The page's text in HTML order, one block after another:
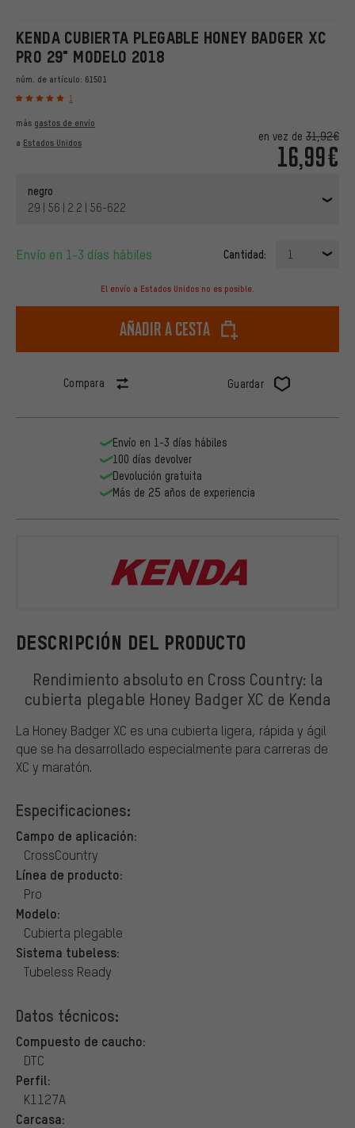
KENDA CUBIERTA PLEGABLE HONEY BADGER XC
PRO 29" MODELO 2018
núm. de artículo: 61501
1
en vez de 31,92€
16,99€
más gastos de envío
a Estados Unidos
negro
29 | 56 | 2.2 | 56-622
Envío en 1-3 días hábiles Cantidad: 1
El envío a Estados Unidos no es posible.
Añadir a cesta
Compara Guardar
DESCRIPCIÓN DEL PRODUCTO
Rendimiento absoluto en Cross Country: la
cubierta plegable Honey Badger XC de Kenda
La Honey Badger XC es una cubierta ligera, rápida y ágil
que se ha desarrollado especialmente para carreras de
XC y maratón.
Especificaciones:
Campo de aplicación:
CrossCountry
Línea de producto:
Pro
Modelo:
Cubierta plegable
Sistema tubeless:
Tubeless Ready
Datos técnicos:
Compuesto de caucho:
DTC
Perfil:
K1127A
Carcasa:
Envío en 1-3 días hábiles
100 días devolver
Devolución gratuita
Más de 25 años de experiencia